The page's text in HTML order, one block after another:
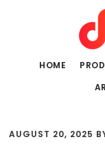
HOME
AUGUST 20, 2025